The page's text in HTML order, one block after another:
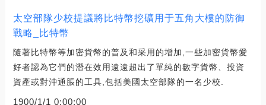
太空部隊少校提議將比特幣挖礦用于五角大樓的防御
戰略_比特幣
隨著比特幣等加密貨幣的普及和采用的增加,一些加密貨幣愛
好者認為它們的潛在效用遠遠超出了單純的數字貨幣、投資
資產或對沖通脹的工具,包括美國太空部隊的一名少校.
1900/1/1 0:00:00